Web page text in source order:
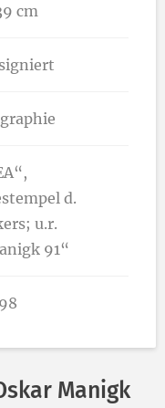
cm
d.
u.r.
91“
Manigk